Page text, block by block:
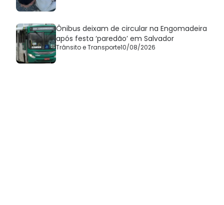
Ônibus deixam de circular na Engomadeira
após festa ‘paredão’ em Salvador
Trânsito e Transporte10/08/2026